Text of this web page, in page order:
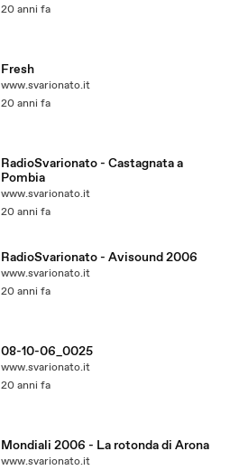
20 anni fa
Fresh
www.svarionato.it
20 anni fa
RadioSvarionato - Castagnata a
Pombia
www.svarionato.it
20 anni fa
RadioSvarionato - Avisound 2006
www.svarionato.it
20 anni fa
08-10-06_0025
www.svarionato.it
20 anni fa
Mondiali 2006 - La rotonda di Arona
www.svarionato.it